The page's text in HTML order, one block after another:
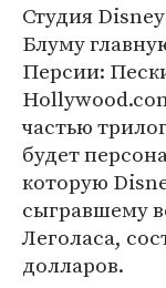
Студия
Блуму
Персии:
частью
будет
которую
сыгравшему
Леголаса,
долларов.